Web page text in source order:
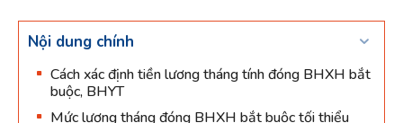
Nội dung chính
Cách xác định tiền lương tháng tính đóng BHXH bắt
buộc, BHYT
Mức lương tháng đóng BHXH bắt buộc tối thiểu